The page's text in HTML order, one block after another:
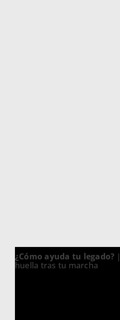
¿Cómo ayuda tu legado?
huella tras tu marcha